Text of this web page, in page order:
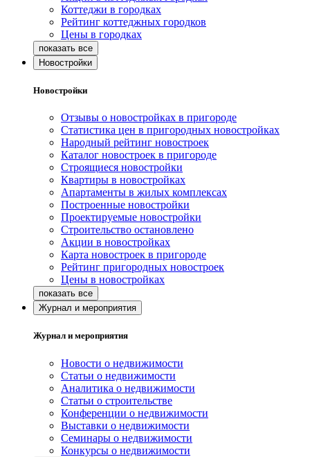
Коттеджи в городках
Рейтинг коттеджных городков
Цены в городках
Новостройки
Новостройки
Отзывы о новостройках в пригороде
Статистика цен в пригородных новостройках
Народный рейтинг новостроек
Каталог новостроек в пригороде
Строящиеся новостройки
Квартиры в новостройках
Апартаменты в жилых комплексах
Построенные новостройки
Проектируемые новостройки
Строительство остановлено
Акции в новостройках
Карта новостроек в пригороде
Рейтинг пригородных новостроек
Цены в новостройках
Журнал и мероприятия
Журнал и мероприятия
Новости о недвижимости
Статьи о недвижимости
Аналитика о недвижимости
Статьи о строительстве
Конференции о недвижимости
Выставки о недвижимости
Семинары о недвижимости
Конкурсы о недвижимости